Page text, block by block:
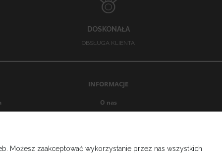
DOSKONAŁA
OBSŁUGA KLIENTA
INFORMACJE
O nas
Opinie Trustmate
Kontakt
Możesz zaakceptować wykorzystanie przez nas wszystkich